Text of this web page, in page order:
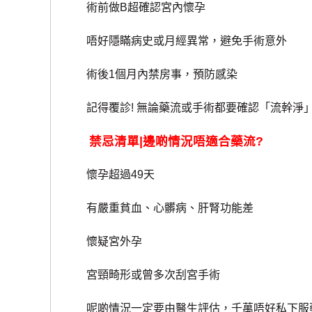
術前做B超確認宮內懷孕
唔好隱瞞病史或月經異常，避免手術意外
術後1個月內禁房事，預防感染
記得覆診! 無論藥流或手術都要確認「流幹淨
禁忌清單|邊啲情況唔適合藥流?
懷孕超過49天
有嚴重貧血、心髒病、肝腎功能差
懷疑宮外孕
宮頸畸形或曾多次刮宮手術
呢啲情況一定要由醫生評估，千萬唔好私下服